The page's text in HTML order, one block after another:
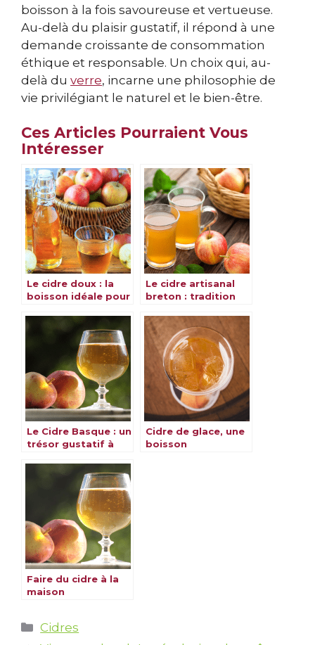
boisson à la fois savoureuse et vertueuse.
Au-delà du plaisir gustatif, il répond à une
demande croissante de consommation
éthique et responsable. Un choix qui, au-
delà du verre, incarne une philosophie de
vie privilégiant le naturel et le bien-être.
Ces Articles Pourraient Vous
Intéresser
Le cidre doux : la
boisson idéale pour
desserts
Le cidre artisanal
breton : tradition
savoureuse
Le Cidre Basque : un
trésor gustatif à
Cidre de glace, une
boisson
Faire du cidre à la
maison
Catégories
Cidres